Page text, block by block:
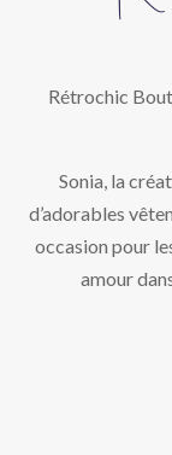
Rétrochic
Sonia, la
d’adorables
occasion pour
amour